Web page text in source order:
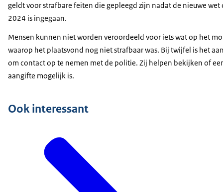
geldt voor strafbare feiten die gepleegd zijn nadat de nieuwe wet
2024 is ingegaan.
Mensen kunnen niet worden veroordeeld voor iets wat op het
waarop het plaatsvond nog niet strafbaar was. Bij twijfel is het
om contact op te nemen met de politie. Zij helpen bekijken of
aangifte mogelijk is.
Ook interessant